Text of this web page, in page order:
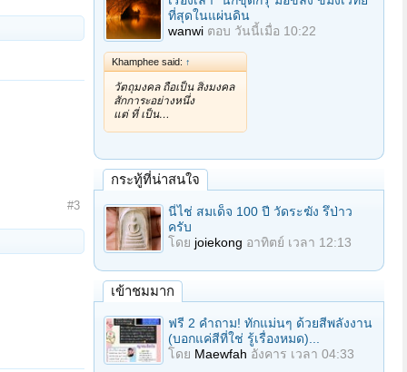
#3
ที่สุดในแผ่นดิน
wanwi ตอบ วันนี้เมื่อ 10:22
Khamphee said: ↑
วัตถุมงคล ถือเป็น สิ่งมงคล
สักการะอย่างหนึ่ง
แต่ ที่ เป็น…
กระทู้ที่น่าสนใจ
นี่ไช่ สมเด็จ 100 ปี วัดระฆัง รึป่าว
ครับ
โดย joiekong อาทิตย์ เวลา 12:13
เข้าชมมาก
ฟรี 2 คำถาม! ทักแม่นๆ ด้วยสีพลังงาน
(บอกแค่สีที่ใช่ รู้เรื่องหมด)...
โดย Maewfah อังคาร เวลา 04:33